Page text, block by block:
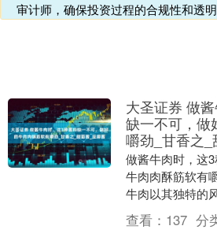
审计师，确保投资过程的合规性和透明
大圣证券 做
缺一不可，做
嚼劲_甘香之
做酱牛肉时，这
牛肉肉酥筋软有
牛肉以其独特的
了无数食客的喜
美食探索者的....
查看： 137 分